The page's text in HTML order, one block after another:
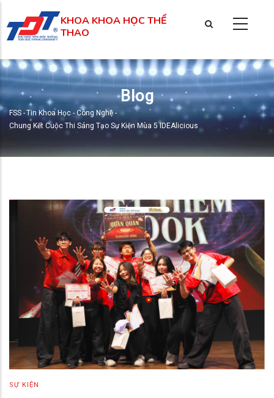
đến
nội
dung
KHOA KHOA HỌC THỂ
THAO
Blog
Breadcrumb
FSS -Tin Khoa Học - Công Nghệ -
Chung Kết Cuộc Thi Sáng Tạo Sự Kiện Mùa 5 IDEAlicious
SỰ KIỆN